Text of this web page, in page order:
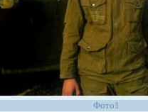
Фото1